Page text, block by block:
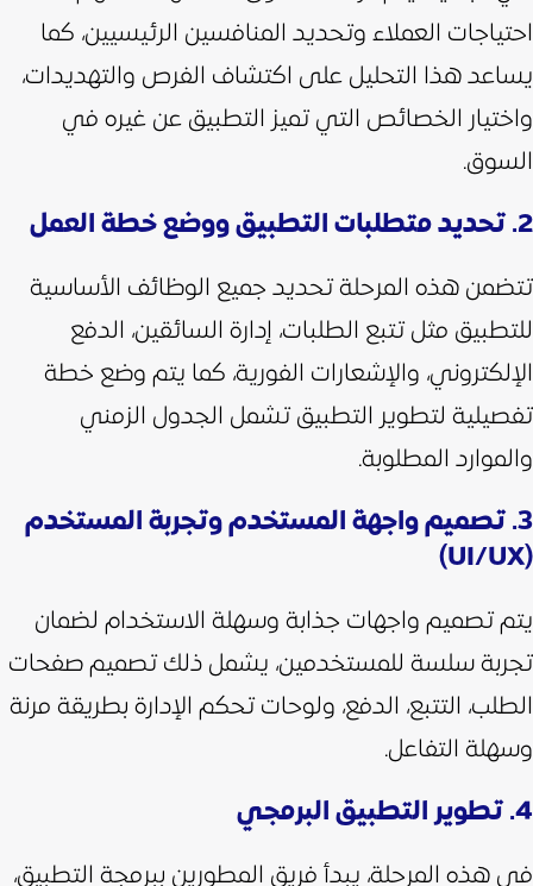
احتياجات العملاء وتحديد المنافسين الرئيسيين، كما
يساعد هذا التحليل على اكتشاف الفرص والتهديدات،
واختيار الخصائص التي تميز التطبيق عن غيره في
السوق.
2. تحديد متطلبات التطبيق ووضع خطة العمل
تتضمن هذه المرحلة تحديد جميع الوظائف الأساسية
للتطبيق مثل تتبع الطلبات، إدارة السائقين، الدفع
الإلكتروني، والإشعارات الفورية، كما يتم وضع خطة
تفصيلية لتطوير التطبيق تشمل الجدول الزمني
والموارد المطلوبة.
3. تصميم واجهة المستخدم وتجربة المستخدم
(UI/UX)
يتم تصميم واجهات جذابة وسهلة الاستخدام لضمان
تجربة سلسة للمستخدمين، يشمل ذلك تصميم صفحات
الطلب، التتبع، الدفع، ولوحات تحكم الإدارة بطريقة مرنة
وسهلة التفاعل.
4. تطوير التطبيق البرمجي
في هذه المرحلة، يبدأ فريق المطورين ببرمجة التطبيق،